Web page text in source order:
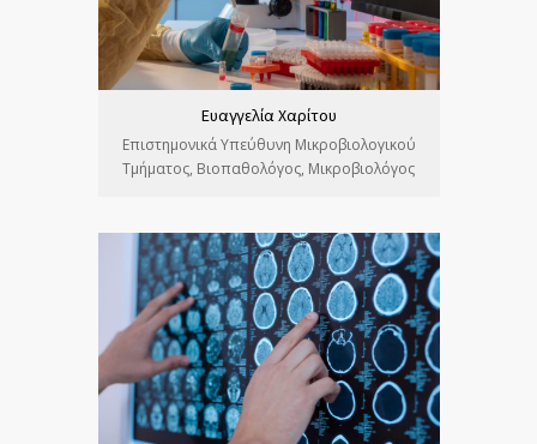
Ευαγγελία Χαρίτου
Επιστημονικά Υπεύθυνη Μικροβιολογικού
Τμήματος, Βιοπαθολόγος, Μικροβιολόγος